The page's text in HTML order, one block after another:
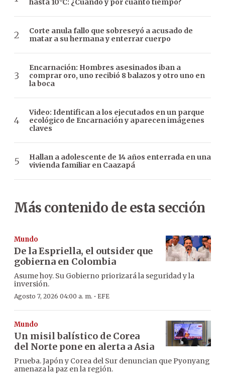
hasta 10°C: ¿Cuándo y por cuánto tiempo?
Corte anula fallo que sobreseyó a acusado de
matar a su hermana y enterrar cuerpo
Encarnación: Hombres asesinados iban a
comprar oro, uno recibió 8 balazos y otro uno en
la boca
Video: Identifican a los ejecutados en un parque
ecológico de Encarnación y aparecen imágenes
claves
Hallan a adolescente de 14 años enterrada en una
vivienda familiar en Caazapá
Más contenido de esta sección
Mundo
De la Espriella, el outsider que
gobierna en Colombia
Asume hoy. Su Gobierno priorizará la seguridad y la
inversión.
Agosto 7, 2026 04:00 a. m. · EFE
Mundo
Un misil balístico de Corea
del Norte pone en alerta a Asia
Prueba. Japón y Corea del Sur denuncian que Pyonyang
amenaza la paz en la región.